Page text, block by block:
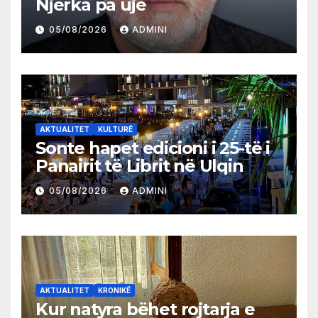
Njerka pa ujë
05/08/2026 ADMINI
AKTUALITET KULTURË
Sonte hapet edicioni i 25-të i
Panairit të Librit në Ulqin
05/08/2026 ADMINI
AKTUALITET KRONIKË
Kur natyra bëhet rojtarja e